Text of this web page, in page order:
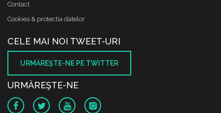
Contact
Cookies & protectia datelor
CELE MAI NOI TWEET-URI
URMĂREŞTE-NE PE TWITTER
URMĂREŞTE-NE